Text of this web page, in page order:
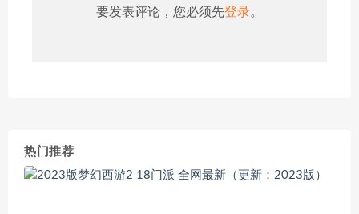
要发表评论，您必须先登录。
热门推荐